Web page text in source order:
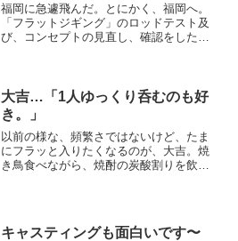
福岡に急遽飛んだ。とにかく、福岡へ。
「フラットジギング」のロッドテスト及
び、コンセプトの見直し、確認をしたく
の組み立てなどを考えたら...
大吉…「1人ゆっくり呑むのも好
き。」
以前の様な、頻繁さではないけど、たま
にフラッと入りたくなるのが、大吉。焼
き鳥食べながら、焼酎の炭酸割りを飲ん
キャスティングも面白いです〜